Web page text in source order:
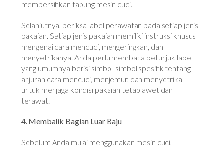
membersihkan tabung mesin cuci.
Selanjutnya, periksa label perawatan pada setiap jenis
pakaian. Setiap jenis pakaian memiliki instruksi khusus
mengenai cara mencuci, mengeringkan, dan
menyetrikanya. Anda perlu membaca petunjuk label
yang umumnya berisi simbol-simbol spesifik tentang
anjuran cara mencuci, menjemur, dan menyetrika
untuk menjaga kondisi pakaian tetap awet dan
terawat.
4. Membalik Bagian Luar Baju
Sebelum Anda mulai menggunakan mesin cuci,